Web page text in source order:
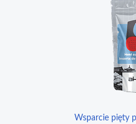
Wsparcie pięty